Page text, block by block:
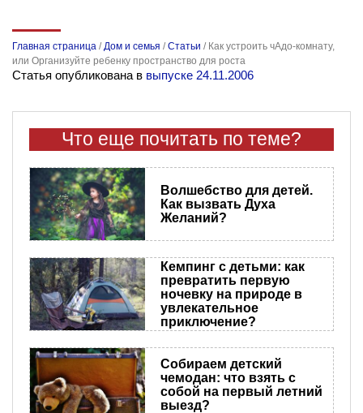
Главная страница /Дом и семья /Статьи / Как устроить чАдо-комнату,
или Организуйте ребенку пространство для роста
Статья опубликована в выпуске 24.11.2006
Что еще почитать по теме?
Волшебство для детей.
Как вызвать Духа
Желаний?
Кемпинг с детьми: как
превратить первую
ночевку на природе в
увлекательное
приключение?
Собираем детский
чемодан: что взять с
собой на первый летний
выезд?